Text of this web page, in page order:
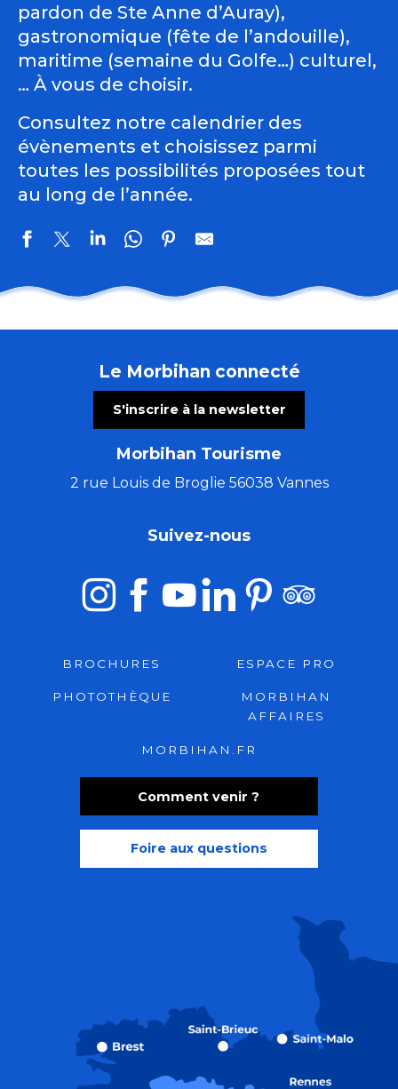
pardon de Ste Anne d’Auray),
gastronomique (fête de l’andouille),
maritime (semaine du Golfe…) culturel,
… À vous de choisir.
Consultez notre calendrier des
évènements et choisissez parmi
toutes les possibilités proposées tout
au long de l’année.
Les Virtuoses de Chambre de Cologne
Atelier créatif avec Cécile White - Leporello (livre
Ploërmel sur les pas du Dragon
Visite commentée de l'exposition temporaire
Concert Alma Criola
Concert de Christophe Guillemot - harpiste luthier
Art Péros – Dark Swallows
Le Morbihan connecté
S'inscrire à la newsletter
Morbihan Tourisme
2 rue Louis de Broglie 56038 Vannes
Comment venir ?
Foire aux questions
Suivez-nous
BROCHURES ESPACE PRO
PHOTOTHÈQUE
MORBIHAN
AFFAIRES
MORBIHAN.FR